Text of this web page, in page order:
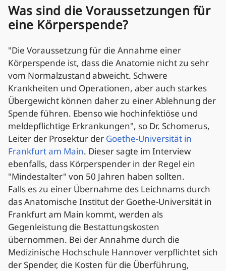
Was sind die Voraussetzungen für
eine Körperspende?
"Die Voraussetzung für die Annahme einer
Körperspende ist, dass die Anatomie nicht zu sehr
vom Normalzustand abweicht. Schwere
Krankheiten und Operationen, aber auch starkes
Übergewicht können daher zu einer Ablehnung der
Spende führen. Ebenso wie hochinfektiöse und
meldepflichtige Erkrankungen", so Dr. Schomerus,
Leiter der Prosektur der Goethe-Universität in
Frankfurt am Main. Dieser sagte im Interview
ebenfalls, dass Körperspender in der Regel ein
"Mindestalter" von 50 Jahren haben sollten.
Falls es zu einer Übernahme des Leichnams durch
das Anatomische Institut der Goethe-Universität in
Frankfurt am Main kommt, werden als
Gegenleistung die Bestattungskosten
übernommen. Bei der Annahme durch die
Medizinische Hochschule Hannover verpflichtet sich
der Spender, die Kosten für die Überführung,